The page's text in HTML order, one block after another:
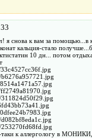
снова к вам за помощью...в
кальция-стало
10 дн... потом
таки к аллергологу в